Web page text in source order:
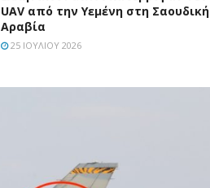
UAV από την Υεμένη στη Σαουδική
Αραβία
25 ΙΟΥΛΊΟΥ 2026